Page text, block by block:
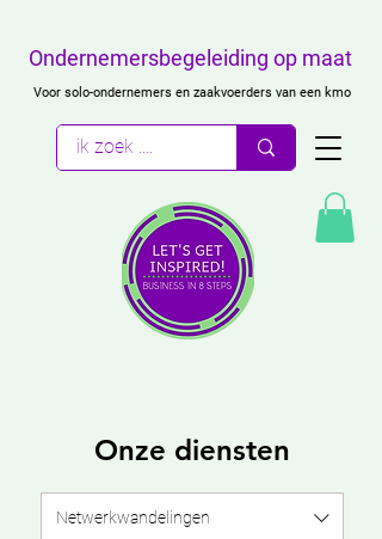
Ondernemersbegeleiding op maat
Voor solo-ondernemers en zaakvoerders van een kmo
Onze diensten
Netwerkwandelingen